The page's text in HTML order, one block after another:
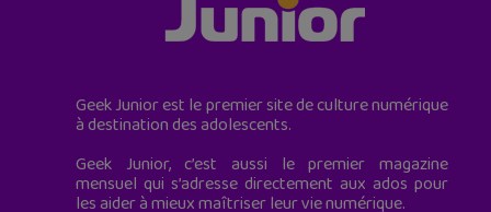
Geek Junior est le premier site de culture numérique
à destination des adolescents.
Geek Junior, c’est aussi le premier magazine
mensuel qui s’adresse directement aux ados pour
les aider à mieux maîtriser leur vie numérique.